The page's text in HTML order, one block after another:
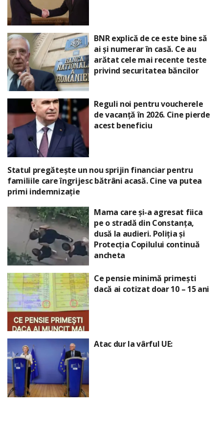
BNR explică de ce este bine să
ai și numerar în casă. Ce au
arătat cele mai recente teste
privind securitatea băncilor
Reguli noi pentru voucherele
de vacanță în 2026. Cine pierde
acest beneficiu
Statul pregătește un nou sprijin financiar pentru
familiile care îngrijesc bătrâni acasă. Cine va putea
primi indemnizație
Mama care și-a agresat fiica
pe o stradă din Constanța,
dusă la audieri. Poliția și
Protecția Copilului continuă
ancheta
Ce pensie minimă primești
dacă ai cotizat doar 10 – 15 ani
Atac dur la vârful UE: